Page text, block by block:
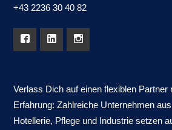
+43 2236 30 40 82
Verlass Dich auf einen flexiblen Partner
Erfahrung: Zahlreiche Unternehmen
Hotellerie, Pflege und Industrie setzen